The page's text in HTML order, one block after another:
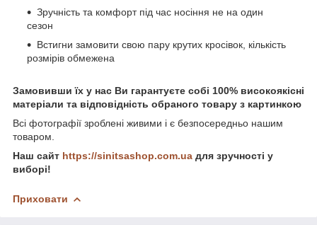
Зручність та комфорт під час носіння не на один
сезон
Встигни замовити свою пару крутих кросівок, кількість
розмірів обмежена
Замовивши їх у нас Ви гарантуєте собі 100% високоякісні
матеріали та відповідність обраного товару з картинкою
Всі фотографії зроблені живими і є безпосередньо нашим
товаром.
Наш сайт https://sinitsashop.com.ua для зручності у
виборі!
Приховати